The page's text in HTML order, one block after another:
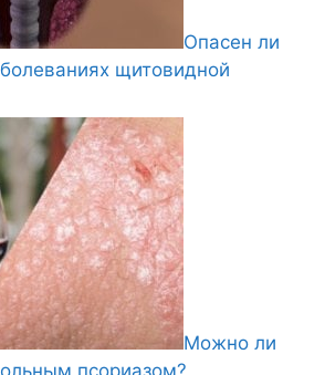
Опасен ли
щитовидной
Можно ли